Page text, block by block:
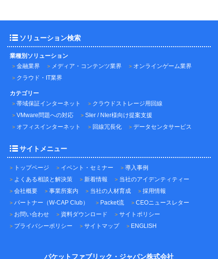
ソリューション検索
業種別ソリューション
金融業界
メディア・コンテンツ業界
オンラインゲーム業界
クラウド・IT業界
カテゴリー
帯域保証インターネット
クラウドストレージ用回線
VMware問題への対応
SIer / NIer様向け提案支援
オフィスインターネット
回線冗長化 データセンタサービス
サイトメニュー
トップページ イベント・セミナー
導入事例
よくある相談と解決策
新着情報
当社のアイデンティティー
会社概要
事業所案内 当社の人材育成
採用情報
パートナー（W-CAP Club）
Packet流
CEOニュースレター
お問い合わせ
資料ダウンロード
サイトポリシー
プライバシーポリシー
サイトマップ ENGLISH
パケットファブリック・ジャパン株式会社